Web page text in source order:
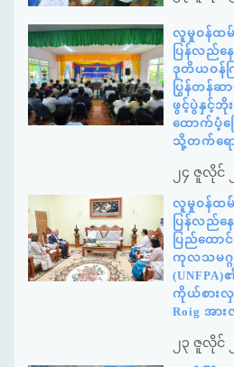
လူမှုဝန်ထ
ပြန်လည်နေ
ဒုတိယဝန်က
ပြွန်တန်ဆ
ဖွင့်ပွဲနှင့်ဘိုး
ထောက်ပံ့က
သို့တက်ရေ
၂၄ ဇူလိုင်
လူမှုဝန်ထ
ပြန်လည်နေ
ပြည်ထောင်
ကုလသမဂ္ဂ
(UNFPA)
ကိုယ်စားလှ
Roig အ
၂၃ ဇူလိုင်